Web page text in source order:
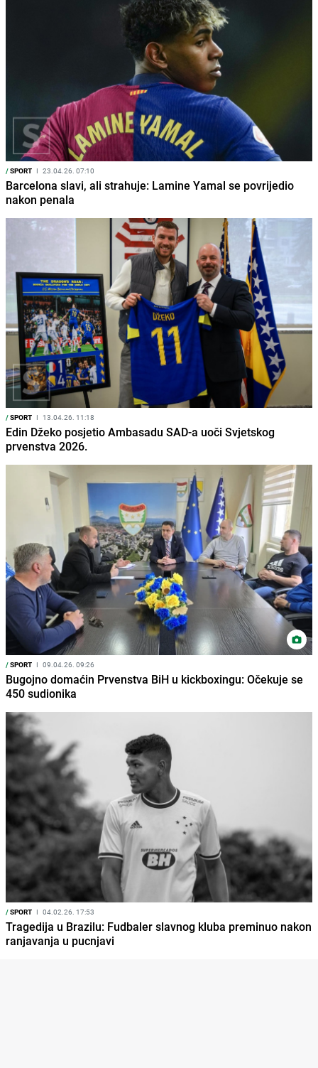
/SPORT I 23.04.26. 07:10
Barcelona slavi, ali strahuje: Lamine Yamal se povrijedio
nakon penala
/SPORT I 13.04.26. 11:18
Edin Džeko posjetio Ambasadu SAD-a uoči Svjetskog
prvenstva 2026.
/SPORT I 09.04.26. 09:26
Bugojno domaćin Prvenstva BiH u kickboxingu: Očekuje se
450 sudionika
/SPORT I 04.02.26. 17:53
Tragedija u Brazilu: Fudbaler slavnog kluba preminuo nakon
ranjavanja u pucnjavi